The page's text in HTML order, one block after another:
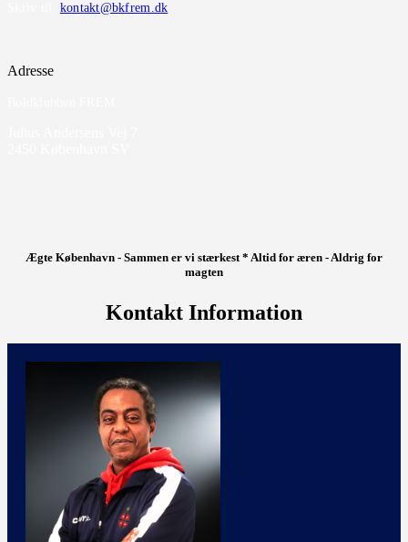
kontakt@bkfrem.dk
Adresse
Ægte København - Sammen er vi stærkest * Altid for æren - Aldrig for
magten
Kontakt Information